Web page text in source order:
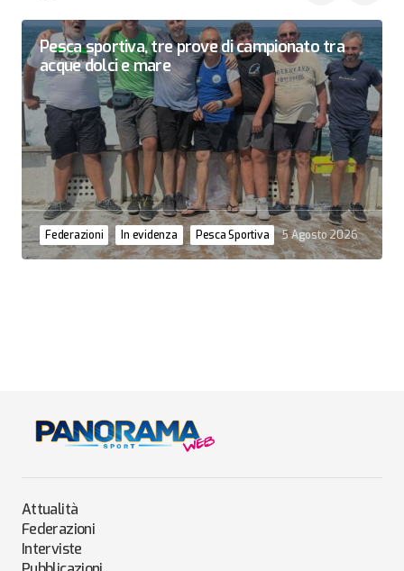
Pesca sportiva, tre prove di campionato tra
acque dolci e mare
Federazioni In evidenza Pesca Sportiva 5 Agosto 2026
Attualità
Federazioni
Interviste